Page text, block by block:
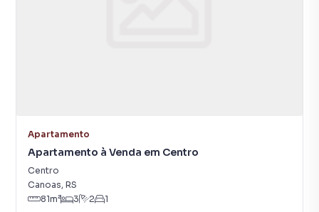
Apartamento
Apartamento à Venda em Centro
Centro
Canoas, RS
81m² 3 2 1